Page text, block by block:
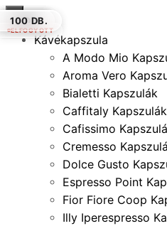
×
Kávékapszula
A Modo Mio
Aroma Vero
Bialetti Kapszulák
Caffitaly Kapszulák
Cafissimo
Cremesso
Dolce Gusto
Espresso Point
Fior Fiore Coop
Illy Iperespresso
16 DB.
100 DB.
12 DB.
12 DB.
16 DB.
16 DB.
ELFOGYOTT
100 DB.